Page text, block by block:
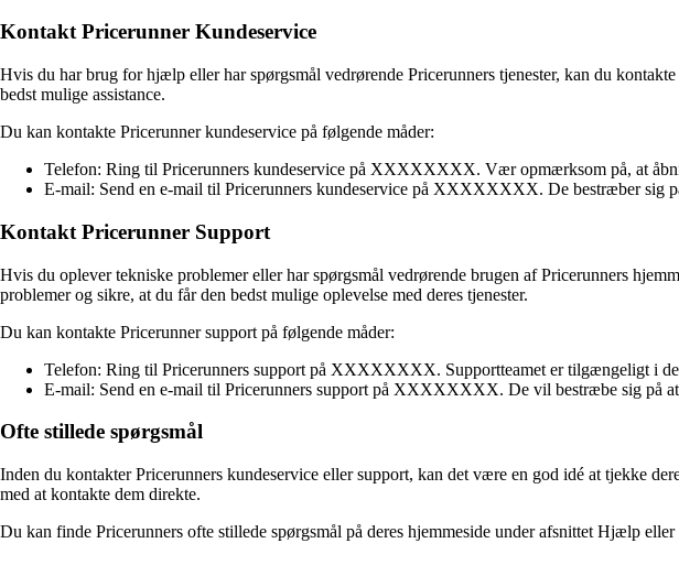
Kontakt Pricerunner Kundeservice
Hvis du har brug for hjælp eller har spørgsmål vedrørende Pricerunners tjenester, kan du
bedst mulige assistance.
Du kan kontakte Pricerunner kundeservice på følgende måder:
Telefon: Ring til Pricerunners kundeservice på XXXXXXXX. Vær opmærksom på, at
E-mail: Send en e-mail til Pricerunners kundeservice på XXXXXXXX. De bestræber sig
Kontakt Pricerunner Support
Hvis du oplever tekniske problemer eller har spørgsmål vedrørende brugen af Pricerunners
problemer og sikre, at du får den bedst mulige oplevelse med deres tjenester.
Du kan kontakte Pricerunner support på følgende måder:
Telefon: Ring til Pricerunners support på XXXXXXXX. Supportteamet er tilgængeligt i
E-mail: Send en e-mail til Pricerunners support på XXXXXXXX. De vil bestræbe sig på at
Ofte stillede spørgsmål
Inden du kontakter Pricerunners kundeservice eller support, kan det være en god idé at tjekke
med at kontakte dem direkte.
Du kan finde Pricerunners ofte stillede spørgsmål på deres hjemmeside under afsnittet Hjælp